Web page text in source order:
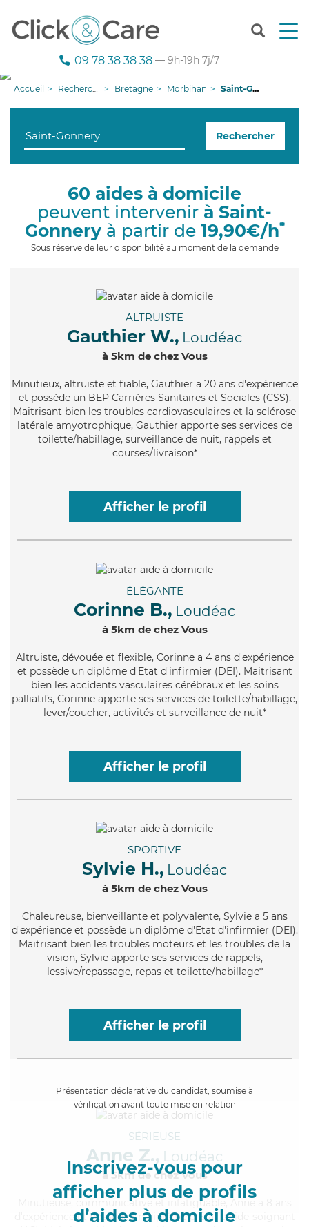
T
n
g
09 78 38 38 38 — 9h-19h 7j/7
Accueil Recherche aide à domicile Bretagne Morbihan Saint-Gonnery
Rechercher
60 aides à domicile
peuvent intervenir à Saint-
Gonneryà partir de 19,90€/h*
Sous réserve de leur disponibilité au moment de la demande
ALTRUISTE
Gauthier W., Loudéac
à 5km de chez Vous
Minutieux, altruiste et fiable, Gauthier a 20 ans d'expérience
et possède un BEP Carrières Sanitaires et Sociales (CSS).
Maitrisant bien les troubles cardiovasculaires et la sclérose
latérale amyotrophique, Gauthier apporte ses services de
toilette/habillage, surveillance de nuit, rappels et
courses/livraison*
Afficher le profil
ÉLÉGANTE
Corinne B., Loudéac
à 5km de chez Vous
Altruiste, dévouée et flexible, Corinne a 4 ans d'expérience
et possède un diplôme d'Etat d'infirmier (DEI). Maitrisant
bien les accidents vasculaires cérébraux et les soins
palliatifs, Corinne apporte ses services de toilette/habillage,
lever/coucher, activités et surveillance de nuit*
Afficher le profil
SPORTIVE
Sylvie H., Loudéac
à 5km de chez Vous
Chaleureuse, bienveillante et polyvalente, Sylvie a 5 ans
d'expérience et possède un diplôme d'Etat d'infirmier (DEI).
Maitrisant bien les troubles moteurs et les troubles de la
vision, Sylvie apporte ses services de rappels,
lessive/repassage, repas et toilette/habillage*
Afficher le profil
Présentation déclarative du candidat, soumise à
vérification avant toute mise en relation
Inscrivez-vous pour
afficher plus de profils
d’aides à domicile
SÉRIEUSE
Anne Z., Loudéac
à 5km de chez Vous
, communicative et infatiguable, Anne a 8 ans
d'expérience et possède un diplôme d'Etat d'aide-soignant